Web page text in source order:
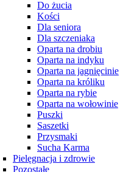
Do żucia
Kości
Dla seniora
Dla szczeniaka
Oparta na drobiu
Oparta na indyku
Oparta na jagnięcinie
Oparta na króliku
Oparta na rybie
Oparta na wołowinie
Puszki
Saszetki
Przysmaki
Sucha Karma
Pielęgnacja i zdrowie
Pozostałe